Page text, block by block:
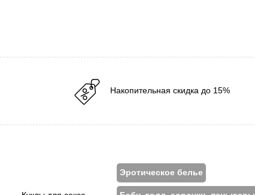
Накопительная скидка до 15%
Эротическое белье